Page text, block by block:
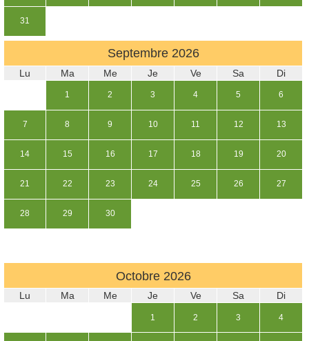
31
Septembre 2026
Lu Ma Me Je Ve Sa Di
1 2 3 4 5 6
7 8 9 10 11 12 13
14 15 16 17 18 19 20
21 22 23 24 25 26 27
28 29 30
Octobre 2026
Lu Ma Me Je Ve Sa Di
1 2 3 4